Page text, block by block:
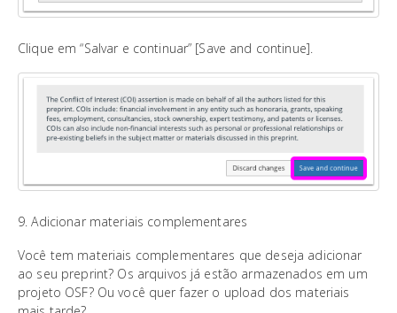
Clique em “Salvar e continuar” [Save and continue].
9. Adicionar materiais complementares
Você tem materiais complementares que deseja adicionar
ao seu preprint? Os arquivos já estão armazenados em um
projeto OSF? Ou você quer fazer o upload dos materiais